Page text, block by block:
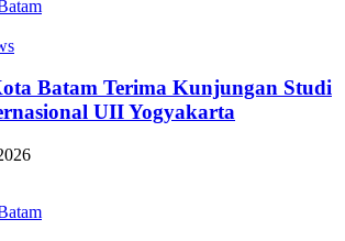
Batam Terima Kunjungan Studi
UII Yogyakarta